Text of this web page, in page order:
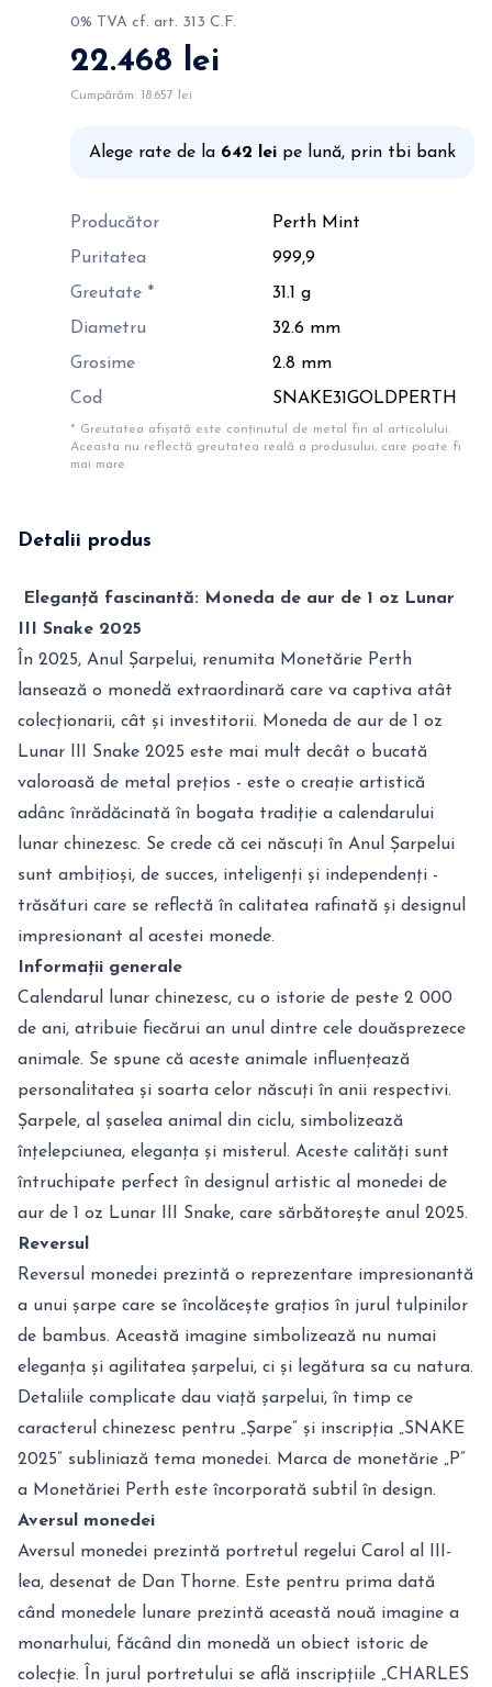
0% TVA cf. art. 313 C.F.
22.468 lei
Cumpărăm: 18.657 lei
Alege rate de la 642 lei pe lună, prin tbi bank
Producător
Perth Mint
Puritatea
999,9
Greutate *
31.1 g
Diametru
32.6 mm
Grosime
2.8 mm
Cod
SNAKE31GOLDPERTH
* Greutatea afișată este conținutul de metal fin al articolului.
Aceasta nu reflectă greutatea reală a produsului, care poate fi
mai mare.
Detalii produs
Eleganță fascinantă: Moneda de aur de 1 oz Lunar
III Snake 2025
În 2025, Anul Șarpelui, renumita Monetărie Perth
lansează o monedă extraordinară care va captiva atât
colecționarii, cât și investitorii. Moneda de aur de 1 oz
Lunar III Snake 2025 este mai mult decât o bucată
valoroasă de metal prețios - este o creație artistică
adânc înrădăcinată în bogata tradiție a calendarului
lunar chinezesc. Se crede că cei născuți în Anul Șarpelui
sunt ambițioși, de succes, inteligenți și independenți -
trăsături care se reflectă în calitatea rafinată și designul
impresionant al acestei monede.
Informații generale
Calendarul lunar chinezesc, cu o istorie de peste 2 000
de ani, atribuie fiecărui an unul dintre cele douăsprezece
animale. Se spune că aceste animale influențează
personalitatea și soarta celor născuți în anii respectivi.
Șarpele, al șaselea animal din ciclu, simbolizează
înțelepciunea, eleganța și misterul. Aceste calități sunt
întruchipate perfect în designul artistic al monedei de
aur de 1 oz Lunar III Snake, care sărbătorește anul 2025.
Reversul
Reversul monedei prezintă o reprezentare impresionantă
a unui șarpe care se încolăcește grațios în jurul tulpinilor
de bambus. Această imagine simbolizează nu numai
eleganța și agilitatea șarpelui, ci și legătura sa cu natura.
Detaliile complicate dau viață șarpelui, în timp ce
caracterul chinezesc pentru „Șarpe” și inscripția „SNAKE
2025” subliniază tema monedei. Marca de monetărie „P”
a Monetăriei Perth este încorporată subtil în design.
Aversul monedei
Aversul monedei prezintă portretul regelui Carol al III-
lea, desenat de Dan Thorne. Este pentru prima dată
când monedele lunare prezintă această nouă imagine a
monarhului, făcând din monedă un obiect istoric de
colecție. În jurul portretului se află inscripțiile „CHARLES